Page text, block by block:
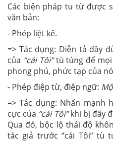
Các biện pháp tu từ được
văn bản:
- Phép liệt kê.
=> Tác dụng: Diễn tả đầy
của “cái Tôi”tù túng để
phong phú, phức tạp của
- Phép điệp từ, điệp ngữ:
=> Tác dụng: Nhấn mạnh
cực của “cái Tôi”khi bị đẩy
Qua đó, bộc lộ thái độ
tác giả trước “cái Tôi” tù